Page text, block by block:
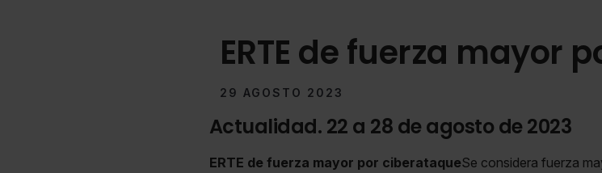
ERTE de fuerza mayor
29 AGOSTO 2023
Actualidad. 22 a 28 de agosto de 2023
ERTE de fuerza mayor por ciberataqueSe considera fuerza